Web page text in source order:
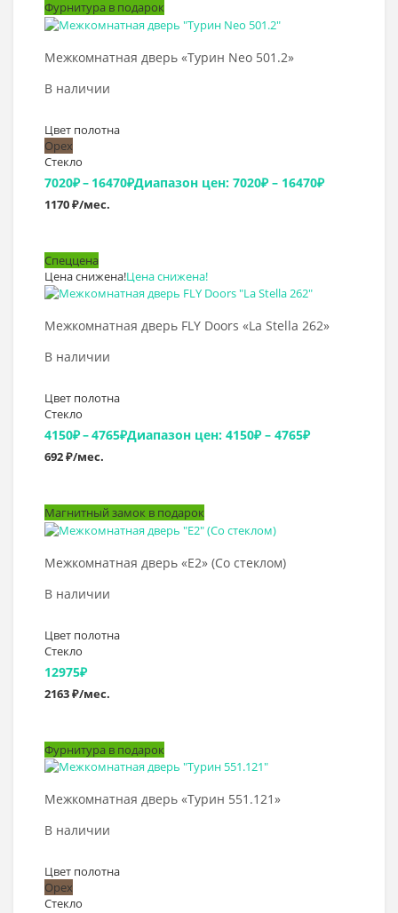
Фурнитура в подарок
Межкомнатная дверь «Турин Neo 501.2»
В наличии
Цвет полотна
Орех
Стекло
7020₽– 16470₽Диапазон цен: 7020₽ – 16470₽
1170 ₽/мес.
Выбрать >
Спеццена
Цена снижена!Цена снижена!
Межкомнатная дверь FLY Doors «La Stella 262»
В наличии
Цвет полотна
Стекло
4150₽–4765₽Диапазон цен: 4150₽ – 4765₽
692 ₽/мес.
Выбрать >
Магнитный замок в подарок
Межкомнатная дверь «E2» (Со стеклом)
В наличии
Цвет полотна
Стекло
12975₽
2163 ₽/мес.
Выбрать >
Фурнитура в подарок
Межкомнатная дверь «Турин 551.121»
В наличии
Цвет полотна
Орех
Стекло
Выбрать >